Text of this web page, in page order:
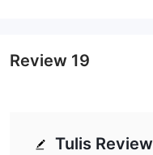
Tulis Review
Review 19